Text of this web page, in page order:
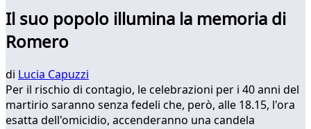
Il suo popolo illumina la memoria di
Romero
di Lucia Capuzzi
Per il rischio di contagio, le celebrazioni per i 40 anni del
martirio saranno senza fedeli che, però, alle 18.15, l'ora
esatta dell'omicidio, accenderanno una candela